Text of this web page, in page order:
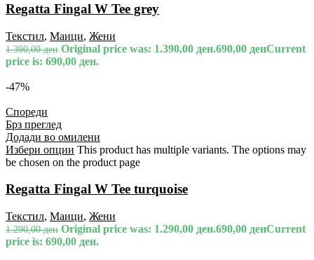
Regatta Fingal W Tee grey
Текстил, Маици, Жени
1.390,00ден Original price was: 1.390,00 ден.690,00 денCurrent
price is: 690,00 ден.
-47%
Спореди
Брз преглед
Додади во омилени
Избери опции This product has multiple variants. The options may
be chosen on the product page
Regatta Fingal W Tee turquoise
Текстил, Маици, Жени
1.290,00ден Original price was: 1.290,00 ден.690,00 денCurrent
price is: 690,00 ден.